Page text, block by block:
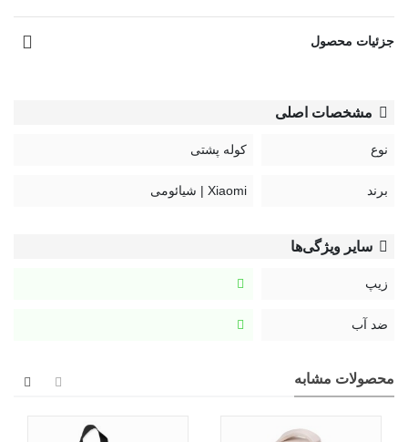
جزئیات محصول
مشخصات اصلی
نوع کوله پشتی
برند Xiaomi | شیائومی
سایر ویژگی‌ها
زیپ
ضد آب
محصولات مشابه